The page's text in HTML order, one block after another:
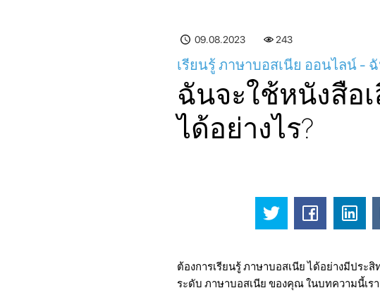
09.08.2023 244
เรียนรู้ ภาษาบอสเนีย ออนไลน์ -
ฉันจะใช้หนังสือเ
ได้อย่างไร?
ต้องการเรียนรู้ ภาษาบอสเนีย ได้อย่างมีปร
ระดับ ภาษาบอสเนีย ของคุณ ในบทความนี้เร